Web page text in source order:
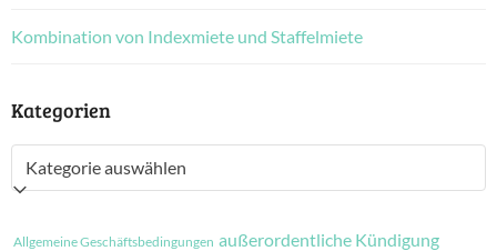
Kombination von Indexmiete und Staffelmiete
Kategorien
Kategorien
Allgemeine Geschäftsbedingungen außerordentliche Kündigung